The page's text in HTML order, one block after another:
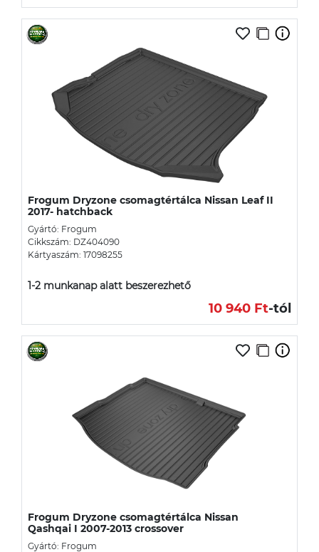
Frogum Dryzone csomagtértálca Nissan Leaf II
2017- hatchback
Gyártó: Frogum
Cikkszám: DZ404090
Kártyaszám: 17098255
1-2 munkanap alatt beszerezhető
10 940 Ft-tól
Frogum Dryzone csomagtértálca Nissan
Qashqai I 2007-2013 crossover
Gyártó: Frogum